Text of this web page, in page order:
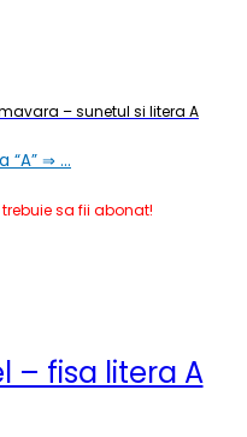
– sunetul si litera A
“A” ⇒ …
sa fii abonat!
– fisa litera A